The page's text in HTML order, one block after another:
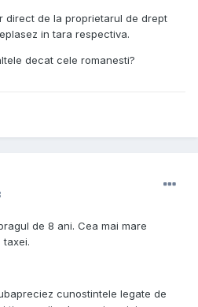
direct de la proprietarul de drept
in tara respectiva.
decat cele romanesti?
de 8 ani. Cea mai mare
taxei.
cunostintele legate de